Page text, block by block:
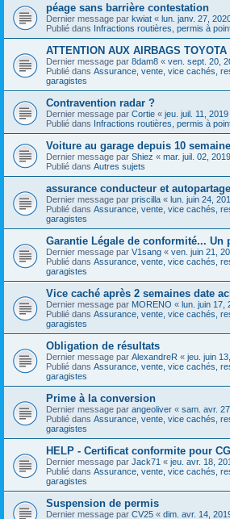
péage sans barrière contestation
Dernier message par kwiat « lun. janv. 27,
Publié dans Infractions routières, permis à
ATTENTION AUX AIRBAGS TOYOTA
Dernier message par 8dam8 « ven. sept. 20,
Publié dans Assurance, vente, vice cachés,
garagistes
Contravention radar ?
Dernier message par Cortie « jeu. juil. 11,
Publié dans Infractions routières, permis à
Voiture au garage depuis 10
Dernier message par Shiez « mar. juil. 02,
Publié dans Autres sujets
assurance conducteur et
Dernier message par priscilla « lun. juin 24,
Publié dans Assurance, vente, vice cachés,
garagistes
Garantie Légale de conformité... Un
Dernier message par V1sang « ven. juin 21,
Publié dans Assurance, vente, vice cachés,
garagistes
Vice caché après 2 semaines date
Dernier message par MORENO « lun. juin 17,
Publié dans Assurance, vente, vice cachés,
garagistes
Obligation de résultats
Dernier message par AlexandreR « jeu. juin
Publié dans Assurance, vente, vice cachés,
garagistes
Prime à la conversion
Dernier message par angeoliver « sam. avr.
Publié dans Assurance, vente, vice cachés,
garagistes
HELP - Certificat conformite pour CG
Dernier message par Jack71 « jeu. avr. 18,
Publié dans Assurance, vente, vice cachés,
garagistes
Suspension de permis
Dernier message par CV25 « dim. avr. 14,